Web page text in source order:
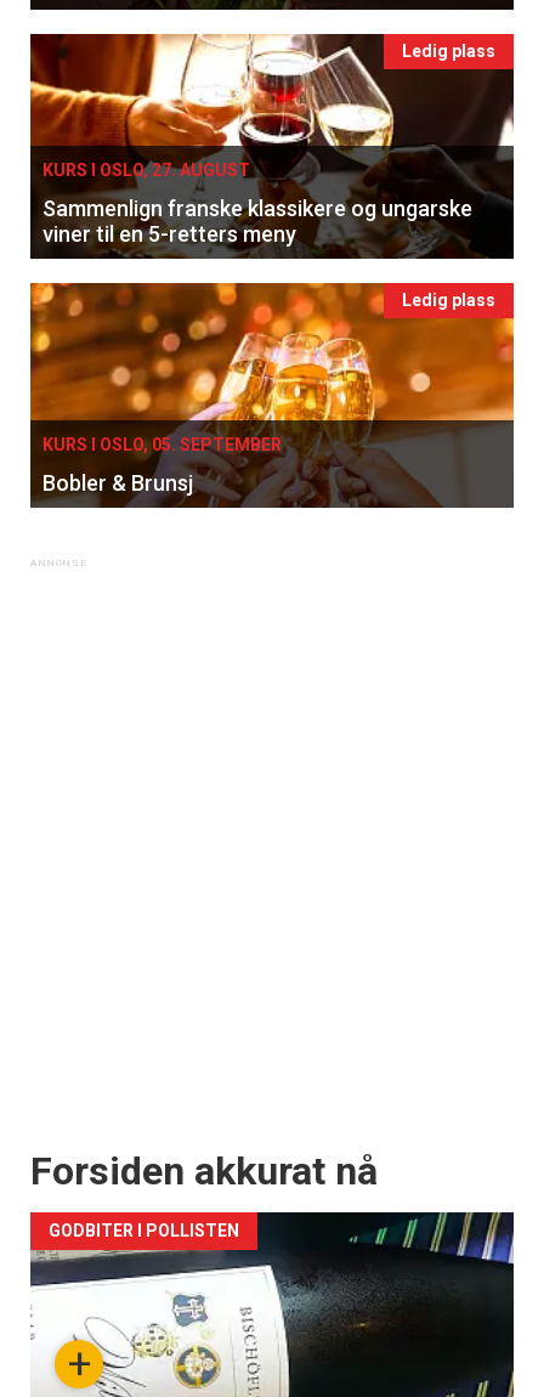
Ledig plass
KURS I OSLO, 27. AUGUST
Sammenlign franske klassikere og ungarske
viner til en 5-retters meny
Ledig plass
KURS I OSLO, 05. SEPTEMBER
Bobler & Brunsj
Forsiden akkurat nå
+
GODBITER I POLLISTEN